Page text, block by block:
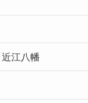
江八幡